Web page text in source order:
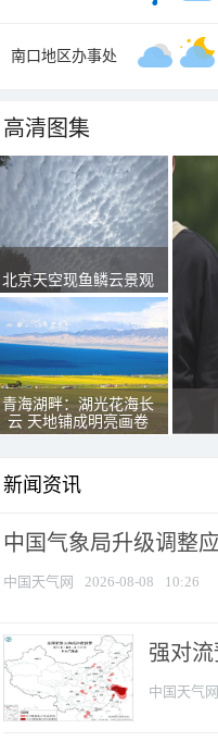
南口地区办事处
高清图集
北京天空现鱼鳞云景观
青海湖畔：湖光花海长
云 天地铺成明亮画卷
新闻资讯
中国气象局升级调整
中国天气网 2026-08-08 10:26
强对
中国天气网